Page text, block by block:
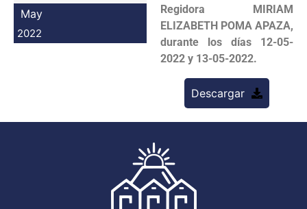
May
2022
Regidora MIRIAM
ELIZABETH POMA APAZA,
durante los días 12-05-
2022 y 13-05-2022.
Descargar